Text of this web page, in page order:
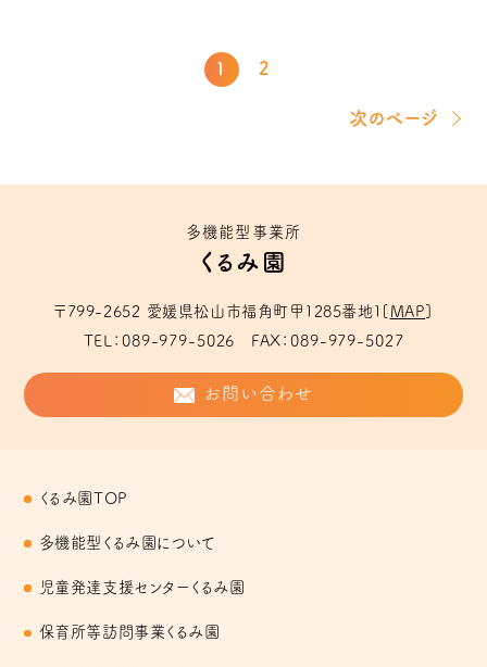
1 2
次のページ
多機能型事業所
くるみ園
〒799-2652 愛媛県松山市福角町甲1285番地１ [ MAP]
TEL
089-979-5026 FAX 089-979-5027
お問い合わせ
くるみ園TOP
多機能型くるみ園について
児童発達支援センターくるみ園
保育所等訪問事業くるみ園